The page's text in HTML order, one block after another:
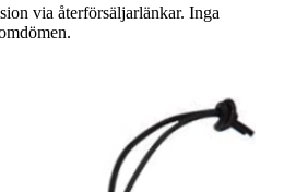
via återförsäljarlänkar. Inga